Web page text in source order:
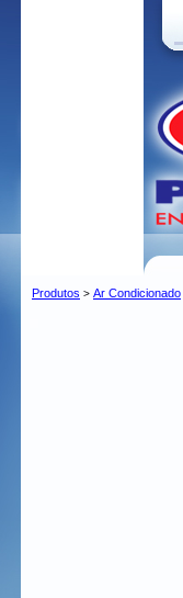
Produtos > Ar Condicionado